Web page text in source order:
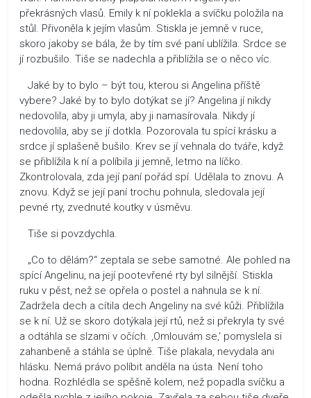
překrásných vlasů. Emily k ní poklekla a svíčku položila na
stůl. Přivoněla k jejím vlasům. Stiskla je jemně v ruce,
skoro jakoby se bála, že by tím své paní ublížila. Srdce se
jí rozbušilo. Tiše se nadechla a přiblížila se o něco víc.
Jaké by to bylo – být tou, kterou si Angelina příště
vybere? Jaké by to bylo dotýkat se jí? Angelina jí nikdy
nedovolila, aby ji umyla, aby ji namasírovala. Nikdy jí
nedovolila, aby se jí dotkla. Pozorovala tu spící krásku a
srdce jí splašeně bušilo. Krev se jí vehnala do tváře, když
se přiblížila k ní a políbila ji jemně, letmo na líčko.
Zkontrolovala, zda její paní pořád spí. Udělala to znovu. A
znovu. Když se její paní trochu pohnula, sledovala její
pevné rty, zvednuté koutky v úsměvu.
Tiše si povzdychla.
„Co to dělám?“ zeptala se sebe samotné. Ale pohled na
spící Angelinu, na její pootevřené rty byl silnější. Stiskla
ruku v pěst, než se opřela o postel a nahnula se k ní.
Zadržela dech a cítila dech Angeliny na své kůži. Přiblížila
se k ní. Už se skoro dotýkala její rtů, než si překryla ty své
a odtáhla se slzami v očích. ‚Omlouvám se,‘ pomyslela si
zahanbeně a stáhla se úplně. Tiše plakala, nevydala ani
hlásku. Nemá právo políbit anděla na ústa. Není toho
hodna. Rozhlédla se spěšně kolem, než popadla svíčku a